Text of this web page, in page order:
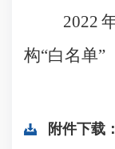
2022年
构“白名单”
附件下载：